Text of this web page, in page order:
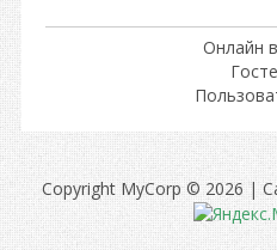
Онлайн
Copyright MyCorp © 2026|